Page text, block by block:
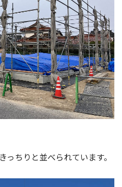
ちりと並べられています。